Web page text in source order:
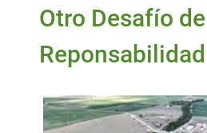
Otro Desafío
Reponsabilidad